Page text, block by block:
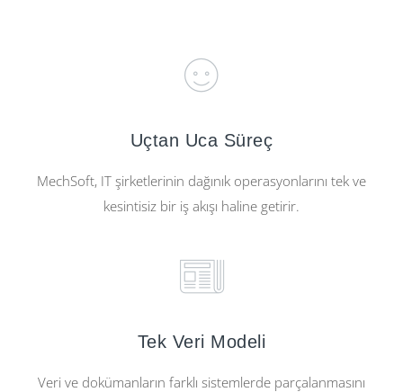
Uçtan Uca Süreç
MechSoft, IT şirketlerinin dağınık operasyonlarını tek ve
kesintisiz bir iş akışı haline getirir.
Tek Veri Modeli
Veri ve dokümanların farklı sistemlerde parçalanmasını